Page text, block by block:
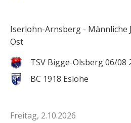
Iserlohn-Arnsberg - Männliche
Ost
TSV Bigge-Olsberg 06/08
BC 1918 Eslohe
Freitag, 2.10.2026